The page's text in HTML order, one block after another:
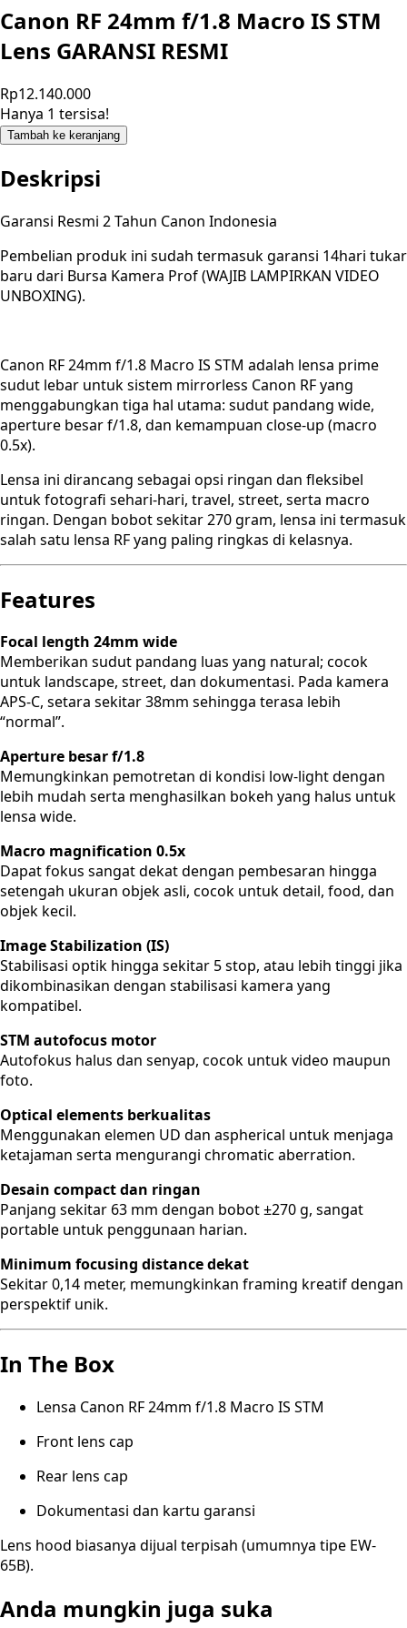
Canon RF 24mm f/1.8 Macro IS STM
Lens GARANSI RESMI
Rp12.140.000
Hanya 1 tersisa!
Tambah ke keranjang
Deskripsi
Garansi Resmi 2 Tahun Canon Indonesia
Pembelian produk ini sudah termasuk garansi 14hari tukar
baru dari Bursa Kamera Prof (WAJIB LAMPIRKAN VIDEO
UNBOXING).
Canon RF 24mm f/1.8 Macro IS STM adalah lensa prime
sudut lebar untuk sistem mirrorless Canon RF yang
menggabungkan tiga hal utama: sudut pandang wide,
aperture besar f/1.8, dan kemampuan close-up (macro
0.5x).
Lensa ini dirancang sebagai opsi ringan dan fleksibel
untuk fotografi sehari-hari, travel, street, serta macro
ringan. Dengan bobot sekitar 270 gram, lensa ini termasuk
salah satu lensa RF yang paling ringkas di kelasnya.
Features
Focal length 24mm wide
Memberikan sudut pandang luas yang natural; cocok
untuk landscape, street, dan dokumentasi. Pada kamera
APS-C, setara sekitar 38mm sehingga terasa lebih
“normal”.
Aperture besar f/1.8
Memungkinkan pemotretan di kondisi low-light dengan
lebih mudah serta menghasilkan bokeh yang halus untuk
lensa wide.
Macro magnification 0.5x
Dapat fokus sangat dekat dengan pembesaran hingga
setengah ukuran objek asli, cocok untuk detail, food, dan
objek kecil.
Image Stabilization (IS)
Stabilisasi optik hingga sekitar 5 stop, atau lebih tinggi jika
dikombinasikan dengan stabilisasi kamera yang
kompatibel.
STM autofocus motor
Autofokus halus dan senyap, cocok untuk video maupun
foto.
Optical elements berkualitas
Menggunakan elemen UD dan aspherical untuk menjaga
ketajaman serta mengurangi chromatic aberration.
Desain compact dan ringan
Panjang sekitar 63 mm dengan bobot ±270 g, sangat
portable untuk penggunaan harian.
Minimum focusing distance dekat
Sekitar 0,14 meter, memungkinkan framing kreatif dengan
perspektif unik.
In The Box
Lensa Canon RF 24mm f/1.8 Macro IS STM
Front lens cap
Rear lens cap
Dokumentasi dan kartu garansi
Lens hood biasanya dijual terpisah (umumnya tipe EW-
65B).
Anda mungkin juga suka